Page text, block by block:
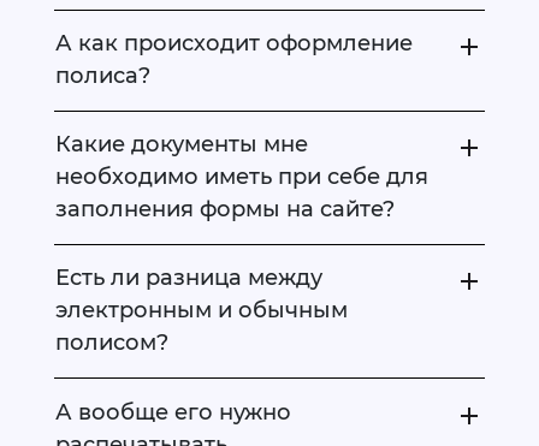
А как происходит оформление
полиса?
Какие документы мне
необходимо иметь при себе для
заполнения формы на сайте?
Есть ли разница между
электронным и обычным
полисом?
А вообще его нужно